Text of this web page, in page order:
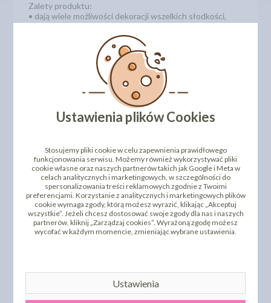
Zalety produktu:
• dają wiele możliwości dekoracji wszelkich słodkości,
• wygodny i łatwy sposób użycia, wystarczy wyjąć
gotowe kwiatki z opakowania i ułożyć bukiecik lub
dowolną, kwiatową kompozycję na cieście,
DODAJ SWOJĄ OPINIĘ
PRODUKTY PODOBNE
ŻEL NEUTRAL
Ustawienia plików Cookies
Stosujemy pliki cookie w celu zapewnienia prawidłowego
funkcjonowania serwisu. Możemy również wykorzystywać pliki
cookie własne oraz naszych partnerów takich jak Google i Meta w
celach analitycznych i marketingowych, w szczególności do
spersonalizowania treści reklamowych zgodnie z Twoimi
preferencjami. Korzystanie z analitycznych i marketingowych plików
cookie wymaga zgody, którą możesz wyrazić, klikając „Akceptuj
wszystkie”. Jeżeli chcesz dostosować swoje zgody dla nas i naszych
partnerów, kliknij „Zarządzaj cookies”. Wyrażoną zgodę możesz
wycofać w każdym momencie, zmieniając wybrane ustawienia.
Ustawienia